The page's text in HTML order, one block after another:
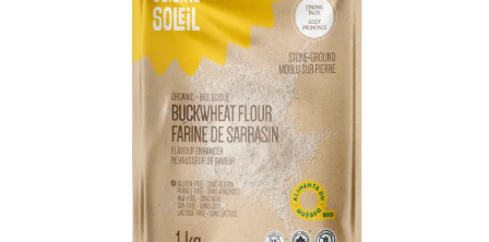
AJOUTER AU PANIER / DÉTAILS